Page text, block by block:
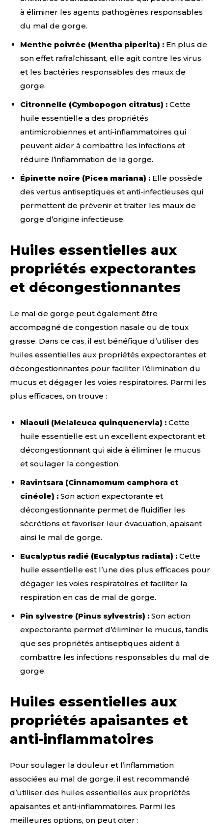
à éliminer les agents pathogènes responsables
du mal de gorge.
Menthe poivrée (Mentha piperita) : En plus de
son effet rafraîchissant, elle agit contre les virus
et les bactéries responsables des maux de
gorge.
Citronnelle (Cymbopogon citratus) : Cette
huile essentielle a des propriétés
antimicrobiennes et anti-inflammatoires qui
peuvent aider à combattre les infections et
réduire l’inflammation de la gorge.
Épinette noire (Picea mariana) : Elle possède
des vertus antiseptiques et anti-infectieuses qui
permettent de prévenir et traiter les maux de
gorge d’origine infectieuse.
Huiles essentielles aux
propriétés expectorantes
et décongestionnantes
Le mal de gorge peut également être
accompagné de congestion nasale ou de toux
grasse. Dans ce cas, il est bénéfique d’utiliser des
huiles essentielles aux propriétés expectorantes et
décongestionnantes pour faciliter l’élimination du
mucus et dégager les voies respiratoires. Parmi les
plus efficaces, on trouve :
Niaouli (Melaleuca quinquenervia) : Cette
huile essentielle est un excellent expectorant et
décongestionnant qui aide à éliminer le mucus
et soulager la congestion.
Ravintsara (Cinnamomum camphora ct
cinéole) : Son action expectorante et
décongestionnante permet de fluidifier les
sécrétions et favoriser leur évacuation, apaisant
ainsi le mal de gorge.
Eucalyptus radié (Eucalyptus radiata) : Cette
huile essentielle est l’une des plus efficaces pour
dégager les voies respiratoires et faciliter la
respiration en cas de mal de gorge.
Pin sylvestre (Pinus sylvestris) : Son action
expectorante permet d’éliminer le mucus, tandis
que ses propriétés antiseptiques aident à
combattre les infections responsables du mal de
gorge.
Huiles essentielles aux
propriétés apaisantes et
anti-inflammatoires
Pour soulager la douleur et l’inflammation
associées au mal de gorge, il est recommandé
d’utiliser des huiles essentielles aux propriétés
apaisantes et anti-inflammatoires. Parmi les
meilleures options, on peut citer :